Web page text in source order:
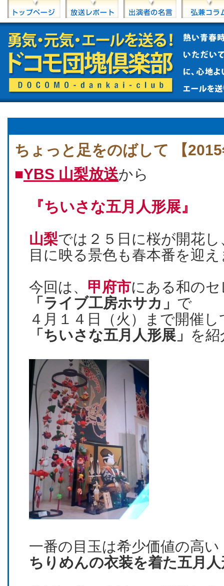
ちょっと足をのばして 【
■YBS 山梨放送から
『ちいさな五月人形展』
山梨では２５日に桜が開花し
目に映る景色も春本番を迎え
今回は、 甲府市にある和の
「ライブ工房ホサカ」 で
４月１４日（火）まで開催し
「ちいさな五月人形展」 を
一番の目玉は希少価値の高い
ちりめんの衣装を着た五月人